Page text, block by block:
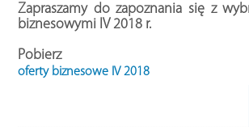
Zapraszamy do zapoznania się z
biznesowymi IV 2018 r.
Pobierz
oferty biznesowe IV 2018